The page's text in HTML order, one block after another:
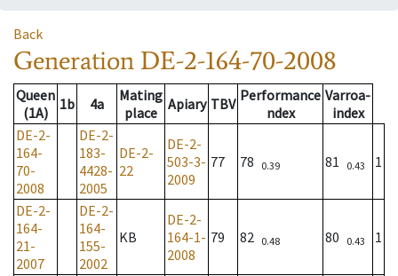
Back
Generation DE-2-164-70-2008
Queen
(1A)
1b 4a
Mating
place Apiary TBV Performance
ndex
Varroa-
index
DE-2-
164-
70-
2008
DE-2-
183-
4428-
2005
DE-2-
22
DE-2-
503-3-
2009
77 78 0.39 81 0.43 1
DE-2-
164-
21-
2007
DE-2-
164-
155-
2002
KB
DE-2-
164-1-
2008
79 82 0.48 80 0.43 1